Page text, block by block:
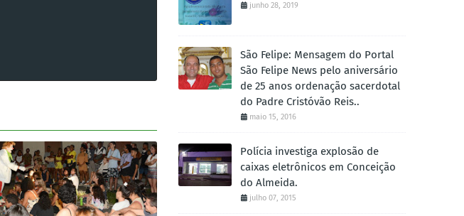
junho 28, 2019
São Felipe: Mensagem do Portal
São Felipe News pelo aniversário
de 25 anos ordenação sacerdotal
do Padre Cristóvão Reis..
maio 15, 2016
Polícia investiga explosão de
caixas eletrônicos em Conceição
do Almeida.
julho 07, 2015